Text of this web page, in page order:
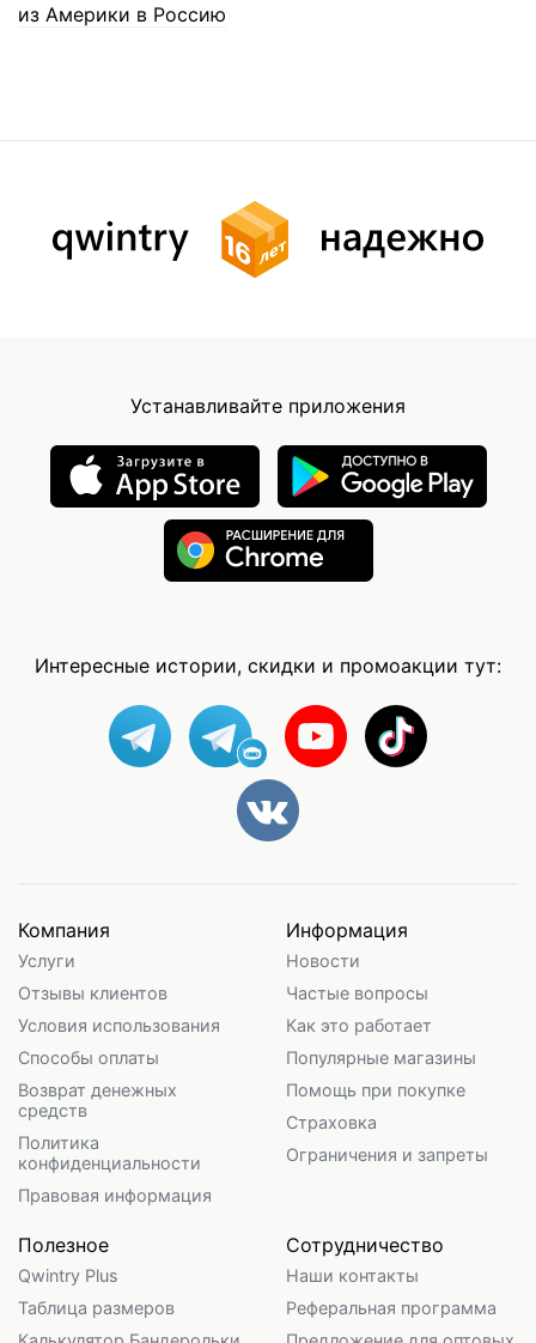
из Америки в Россию
Устанавливайте приложения
Интересные истории, скидки и промоакции тут:
Компания
Услуги
Отзывы клиентов
Условия использования
Способы оплаты
Возврат денежных
средств
Политика
конфиденциальности
Правовая информация
Информация
Новости
Частые вопросы
Как это работает
Популярные магазины
Помощь при покупке
Страховка
Ограничения и запреты
Полезное
Qwintry Plus
Таблица размеров
Сотрудничество
Наши контакты
Реферальная программа